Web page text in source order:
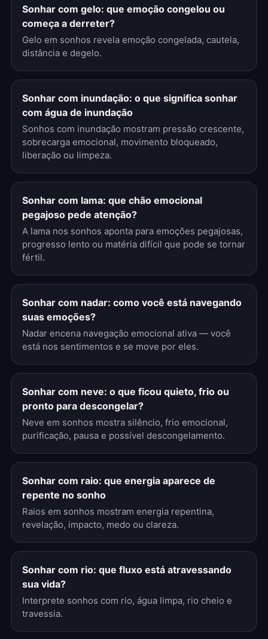
Sonhar com gelo: que emoção congelou ou
começa a derreter?
Gelo em sonhos revela emoção congelada, cautela,
distância e degelo.
Sonhar com inundação: o que significa sonhar
com água de inundação
Sonhos com inundação mostram pressão crescente,
sobrecarga emocional, movimento bloqueado,
liberação ou limpeza.
Sonhar com lama: que chão emocional
pegajoso pede atenção?
A lama nos sonhos aponta para emoções pegajosas,
progresso lento ou matéria difícil que pode se tornar
fértil.
Sonhar com nadar: como você está navegando
suas emoções?
Nadar encena navegação emocional ativa — você
está nos sentimentos e se move por eles.
Sonhar com neve: o que ficou quieto, frio ou
pronto para descongelar?
Neve em sonhos mostra silêncio, frio emocional,
purificação, pausa e possível descongelamento.
Sonhar com raio: que energia aparece de
repente no sonho
Raios em sonhos mostram energia repentina,
revelação, impacto, medo ou clareza.
Sonhar com rio: que fluxo está atravessando
sua vida?
Interprete sonhos com rio, água limpa, rio cheio e
travessia.